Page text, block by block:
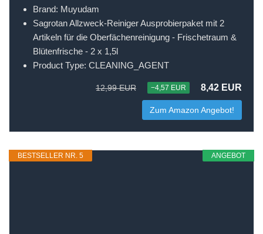
Brand: Muyudam
Sagrotan Allzweck-Reiniger Ausprobierpaket mit 2
Artikeln für die Oberfächenreinigung - Frischetraum &
Blütenfrische - 2 x 1,5l
Product Type: CLEANING_AGENT
12,99 EUR −4,57 EUR 8,42 EUR
Zum Amazon Angebot!
ANGEBOT
BESTSELLER NR. 5